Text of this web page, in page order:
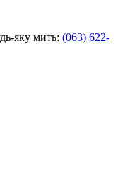
яку мить: (063) 622-